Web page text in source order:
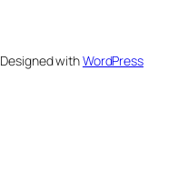
Designed withWordPress